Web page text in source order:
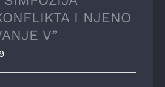
I NJENO
V”